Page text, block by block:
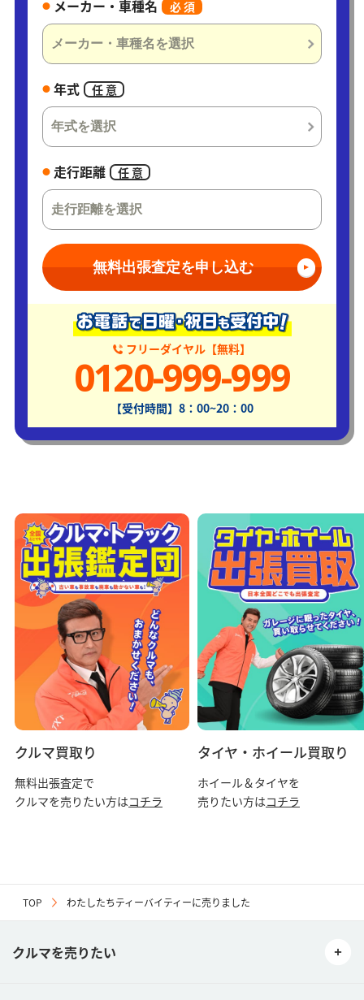
メーカー・車種名 必 須
年式 任 意
走行距離 任 意
無料出張査定を申し込む
フリーダイヤル【無料】
0120-999-999
【受付時間】8：00~20：00
クルマ買取り
無料出張査定で
クルマを売りたい方はコチラ
タイヤ・ホイール買取り
ホイール＆タイヤを
売りたい方はコチラ
TOP わたしたちティーバイティーに売りました
クルマを売りたい